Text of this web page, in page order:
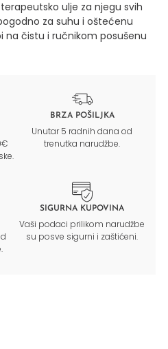
ulje za njegu svih
za suhu i oštećenu
na čistu i ručnikom posušenu
BRZA POŠILJKA
Unutar 5 radnih dana od
trenutka narudžbe.
SIGURNA KUPOVINA
Vaši podaci prilikom narudžbe
su posve sigurni i zaštićeni.